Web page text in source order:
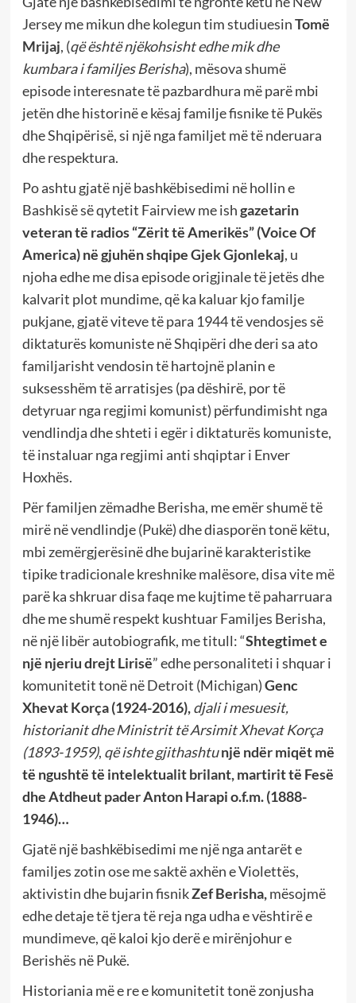
Jersey me mikun dhe kolegun tim studiuesinTomë
Mrijaj, (që është njëkohsisht edhe mik dhe
kumbara i familjes Berisha), mësova shumë
episode interesnate të pazbardhura më parë mbi
jetën dhe historinë e kësaj familje fisnike të Pukës
dhe Shqipërisë, si një nga familjet më të nderuara
dhe respektura.
Po ashtu gjatë një bashkëbisedimi në hollin e
Bashkisë së qytetit Fairview me ishgazetarin
veteran të radios “Zërit të Amerikës” (Voice Of
America) në gjuhën shqipe Gjek Gjonlekaj, u
njoha edhe me disa episode origjinale të jetës dhe
kalvarit plot mundime, që ka kaluar kjo familje
pukjane, gjatë viteve të para 1944 të vendosjes së
diktaturës komuniste në Shqipëri dhe deri sa ato
familjarisht vendosin të hartojnë planin e
suksesshëm të arratisjes (pa dëshirë, por të
detyruar nga regjimi komunist) përfundimisht nga
vendlindja dhe shteti i egër i diktaturës komuniste,
të instaluar nga regjimi anti shqiptar i Enver
Hoxhës.
Për familjen zëmadhe Berisha, me emër shumë të
mirë në vendlindje (Pukë) dhe diasporën tonë këtu,
mbi zemërgjerësinë dhe bujarinë karakteristike
tipike tradicionale kreshnike malësore, disa vite më
parë ka shkruar disa faqe me kujtime të paharruara
dhe me shumë respekt kushtuar Familjes Berisha,
në një libër autobiografik, me titull: “Shtegtimet e
një njeriu drejt Lirisë” edhe personaliteti i shquar i
komunitetit tonë në Detroit (Michigan)Genc
Xhevat Korça (1924-2016),djali i mesuesit,
historianit dhe Ministrit të Arsimit Xhevat Korça
(1893-1959), që ishte gjithashtunjë ndër miqët më
të ngushtë të intelektualit brilant, martirit të Fesë
dhe Atdheut pader Anton Harapi o.f.m. (1888-
1946)…
Gjatë një bashkëbisedimi me një nga antarët e
familjes zotin ose me saktë axhën e Violettës,
aktivistin dhe bujarin fisnikZef Berisha,mësojmë
edhe detaje të tjera të reja nga udha e vështirë e
mundimeve, që kaloi kjo derë e mirënjohur e
Berishës në Pukë.
Historiania më e re e komunitetit tonë zonjusha